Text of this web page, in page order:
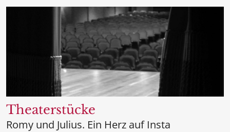
Theaterstücke
Romy und Julius. Ein Herz auf Insta